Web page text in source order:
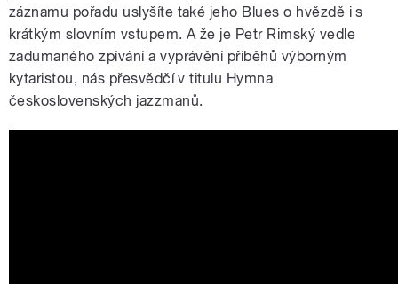
záznamu pořadu uslyšíte také jeho Blues o hvězdě i s
krátkým slovním vstupem. A že je Petr Rimský vedle
zadumaného zpívání a vyprávění příběhů výborným
kytaristou, nás přesvědčí v titulu Hymna
československých jazzmanů.